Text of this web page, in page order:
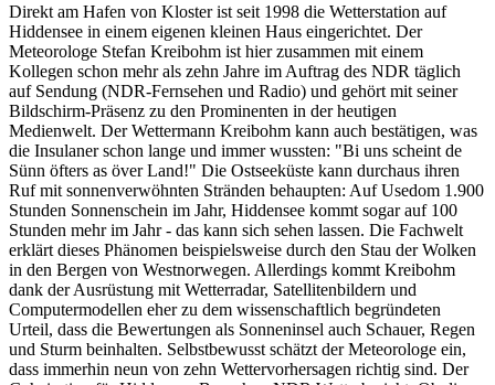
Direkt am Hafen von Kloster ist seit 1998 die Wetterstation auf
Hiddensee in einem eigenen kleinen Haus eingerichtet. Der
Meteorologe Stefan Kreibohm ist hier zusammen mit einem
Kollegen schon mehr als zehn Jahre im Auftrag des NDR täglich
auf Sendung (NDR-Fernsehen und Radio) und gehört mit seiner
Bildschirm-Präsenz zu den Prominenten in der heutigen
Medienwelt. Der Wettermann Kreibohm kann auch bestätigen, was
die Insulaner schon lange und immer wussten: "Bi uns scheint de
Sünn öfters as över Land!" Die Ostseeküste kann durchaus ihren
Ruf mit sonnenverwöhnten Stränden behaupten: Auf Usedom 1.900
Stunden Sonnenschein im Jahr, Hiddensee kommt sogar auf 100
Stunden mehr im Jahr - das kann sich sehen lassen. Die Fachwelt
erklärt dieses Phänomen beispielsweise durch den Stau der Wolken
in den Bergen von Westnorwegen. Allerdings kommt Kreibohm
dank der Ausrüstung mit Wetterradar, Satellitenbildern und
Computermodellen eher zu dem wissenschaftlich begründeten
Urteil, dass die Bewertungen als Sonneninsel auch Schauer, Regen
und Sturm beinhalten. Selbstbewusst schätzt der Meteorologe ein,
dass immerhin neun von zehn Wettervorhersagen richtig sind. Der